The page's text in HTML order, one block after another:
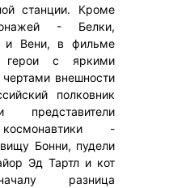
станции. Кроме
- Белки,
и Вени, в фильме
герои с яркими
внешности
полковник
-
Бонни, пудели
Эд Тартл и кот
разница